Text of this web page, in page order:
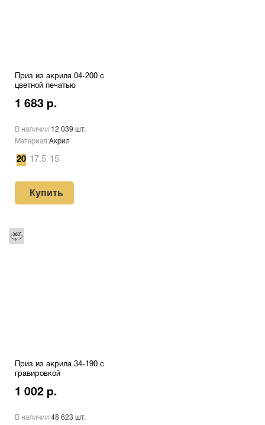
Приз из акрила 04-200 с
цветной печатью
1 683 р.
В наличии:12 039 шт.
Материал:Акрил
20 17.5 15
Купить
Приз из акрила 34-190 с
гравировкой
1 002 р.
В наличии:48 623 шт.